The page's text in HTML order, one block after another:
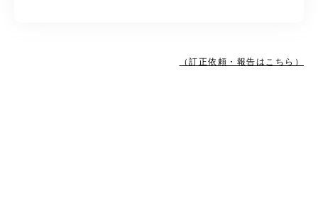
（訂正依頼・報告はこちら）